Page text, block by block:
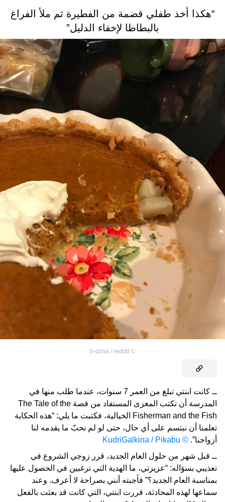
“هكذا أخذ طفلي قضمة من الفطيرة ثم ملأ الفراغ
بالبطاطا لإخفاء الدليل”
©
b-dzha / reddit
ــ كانت ابنتي تبلغ من العمر 7 سنوات، عندما طلب منها في
المدرسة أن تكتب المغزى المستفاد من قصة The Tale of the
Fisherman and the Fish الخيالية، فكتبت ما يلي: “هذه الحكاية
تعلمنا أن نبتسم على أي حال، حتى لو لم نحبّ ما يقدمه لنا
أزواجنا”. © KudriGalkina / Pikabu
ــ قبل شهر من حلول العام الجديد، قرر زوجي الشروع في
تعذيبي بسؤاله: “عزيزتي، ما الهدية التي ترغبين في الحصول عليها
بمناسبة العام الجديد؟” فأجبته أنني بصراحة لا أعرف. وعند
سماعها لهذه المحادثة، قررت ابنتي، التي كانت قد بعثت بالفعل